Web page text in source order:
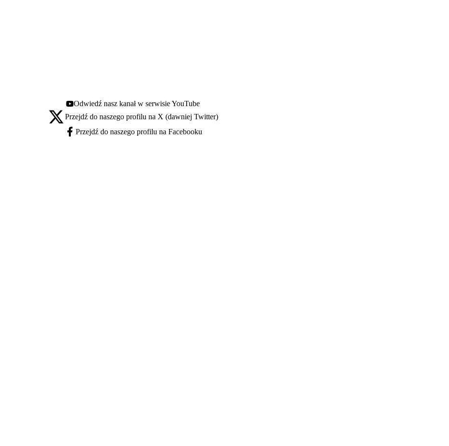
Youtube - otwiera się w nowej karcie
Odwiedź nasz kanał w serwisie YouTube
X - otwiera się w nowej karcie
Przejdź do naszego profilu na X (dawniej Twitter)
Facebook - otwiera się w nowej karcie
Przejdź do naszego profilu na Facebooku